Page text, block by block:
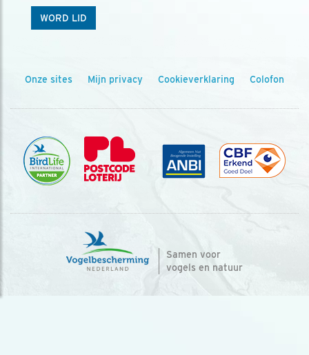
WORD LID
Onze sites Mijn privacy Cookieverklaring Colofon
Samen voor
vogels en natuur